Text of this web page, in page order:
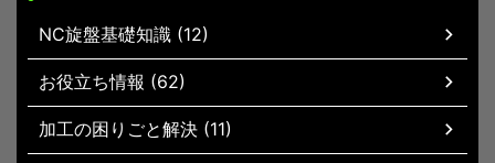
NC旋盤基礎知識 (12)
お役立ち情報 (62)
加工の困りごと解決 (11)